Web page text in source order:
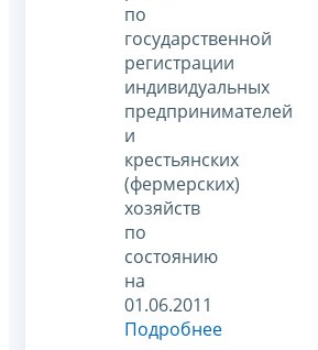
по
государственной
регистрации
индивидуальных
предпринимателей
и
крестьянских
(фермерских)
хозяйств
по
состоянию
на
01.06.2011
Подробнее